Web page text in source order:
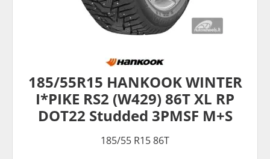
185/55R15 HANKOOK WINTER
I*PIKE RS2 (W429) 86T XL RP
DOT22 Studded 3PMSF M+S
185/55 R15 86T